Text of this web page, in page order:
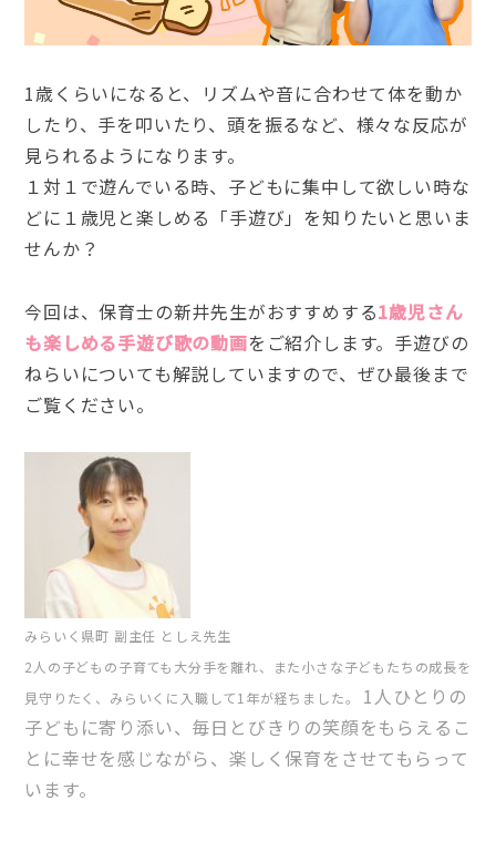
1歳くらいになると、リズムや音に合わせて体を動か
したり、手を叩いたり、頭を振るなど、様々な反応が
見られるようになります。
１対１で遊んでいる時、子どもに集中して欲しい時な
どに１歳児と楽しめる「手遊び」を知りたいと思いま
せんか？
今回は、保育士の新井先生がおすすめする1歳児さん
も楽しめる手遊び歌の動画をご紹介します。手遊びの
ねらいについても解説していますので、ぜひ最後まで
ご覧ください。
みらいく県町 副主任 としえ先生
2人の子どもの子育ても大分手を離れ、また小さな子どもたちの成長を
見守りたく、みらいくに入職して1年が経ちました。 1人ひとりの
子どもに寄り添い、毎日とびきりの笑顔をもらえるこ
とに幸せを感じながら、楽しく保育をさせてもらって
います。